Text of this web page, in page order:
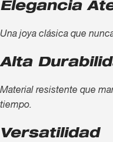
Elegancia
Una joya clásica que
Alta
Material resistente que
tiempo.
Versatilidad